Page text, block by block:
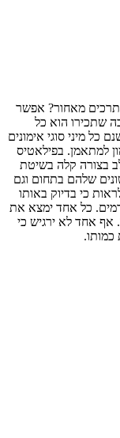
מאחור? אפשר
שתכירו הוא כל
מיני סוגי אימונים
למתאמן. בפילאטיס
בצורה קלה בשיטת
שלהם בתחום וגם
כי בדיוק באותו
כל אחד ימצא את
אף אחד לא ירגיש כי